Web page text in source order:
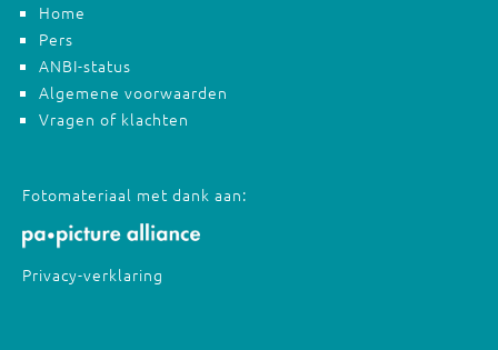
Home
Pers
ANBI-status
Algemene voorwaarden
Vragen of klachten
Fotomateriaal met dank aan:
Privacy-verklaring